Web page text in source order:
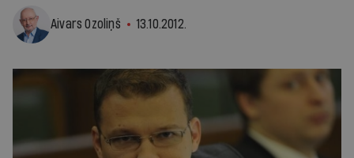
Aivars Ozoliņš 13.10.2012.